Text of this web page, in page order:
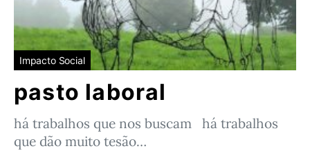
Impacto Social
pasto laboral
há trabalhos que nos buscam há trabalhos
que dão muito tesão…